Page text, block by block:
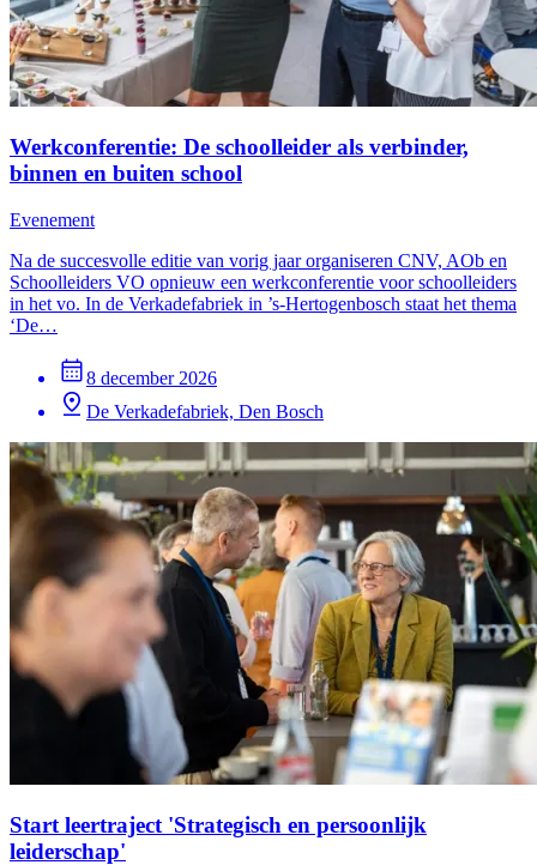
Werkconferentie: De schoolleider als verbinder,
binnen en buiten school
Evenement
Na de succesvolle editie van vorig jaar organiseren CNV, AOb en
Schoolleiders VO opnieuw een werkconferentie voor schoolleiders
in het vo. In de Verkadefabriek in ’s-Hertogenbosch staat het thema
‘De…
8 december 2026
De Verkadefabriek, Den Bosch
Start leertraject 'Strategisch en persoonlijk
leiderschap'